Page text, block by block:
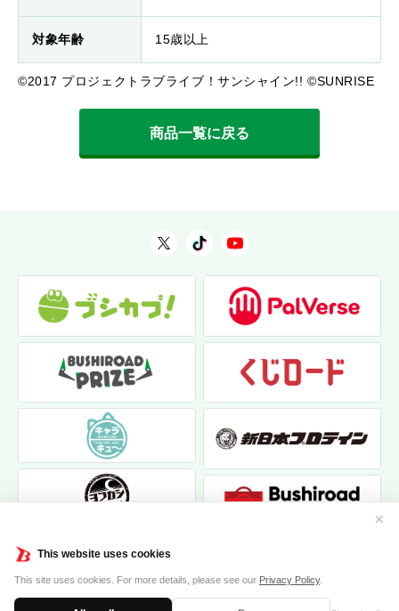
This website uses cookies
This site uses cookies. For more details, please see our Privacy Policy.
✕
対象年齢 15歳以上
©2017 プロジェクトラブライブ！サンシャイン!! ©SUNRISE
商品一覧に戻る